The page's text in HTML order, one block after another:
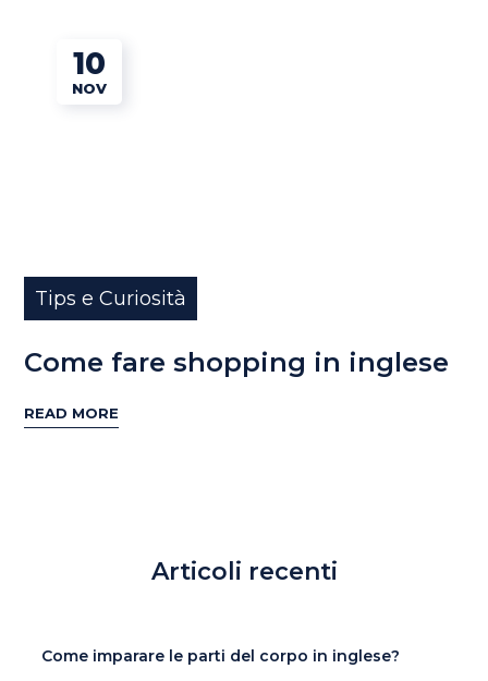
10
NOV
Tips e Curiosità
Come fare shopping in inglese
READ MORE
Articoli recenti
Come imparare le parti del corpo in inglese?